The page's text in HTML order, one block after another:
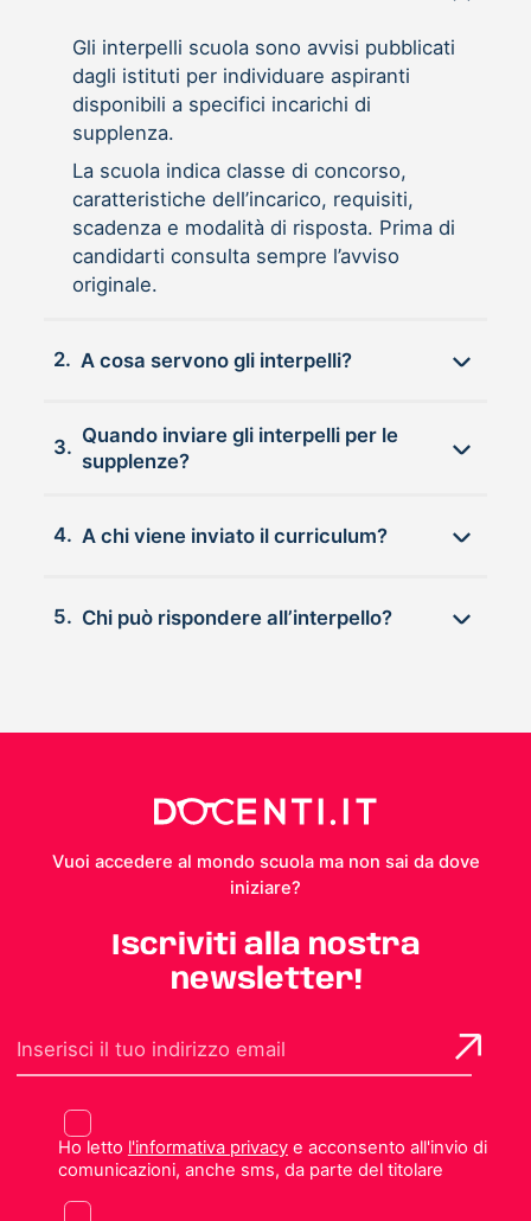
Gli interpelli scuola sono avvisi pubblicati
dagli istituti per individuare aspiranti
disponibili a specifici incarichi di
supplenza.
La scuola indica classe di concorso,
caratteristiche dell’incarico, requisiti,
scadenza e modalità di risposta. Prima di
candidarti consulta sempre l’avviso
originale.
2. A cosa servono gli interpelli?
3.
Quando inviare gli interpelli per le
supplenze?
4. A chi viene inviato il curriculum?
5. Chi può rispondere all’interpello?
Vuoi accedere al mondo scuola ma non sai da dove
iniziare?
Iscriviti alla nostra
newsletter!
Ho letto l'informativa privacye acconsento all'invio di
comunicazioni, anche sms, da parte del titolare